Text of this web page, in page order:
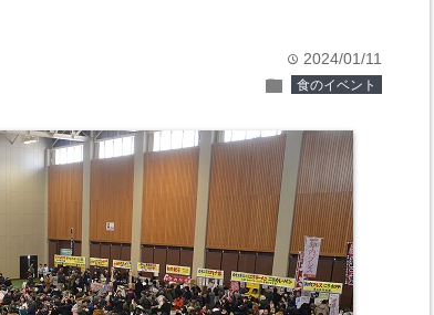
time 2024/01/11
folder 食のイベント